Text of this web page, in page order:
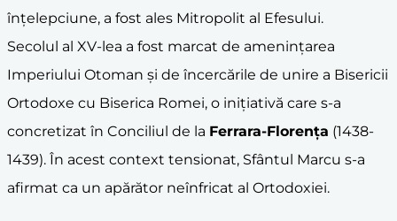
înțelepciune, a fost ales Mitropolit al Efesului.
Secolul al XV-lea a fost marcat de amenințarea
Imperiului Otoman și de încercările de unire a Bisericii
Ortodoxe cu Biserica Romei, o inițiativă care s-a
concretizat în Conciliul de la Ferrara-Florența (1438-
1439). În acest context tensionat, Sfântul Marcu s-a
afirmat ca un apărător neînfricat al Ortodoxiei.